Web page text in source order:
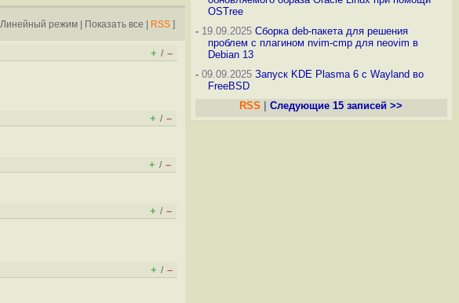
Линейный режим | Показать все | RSS ]
+ / –
+ / –
+ / –
+ / –
+ / –
OSTree
-19.09.2025 Сборка deb-пакета для решения
проблем с плагином nvim-cmp для neovim в
Debian 13
-09.09.2025 Запуск KDE Plasma 6 с Wayland во
FreeBSD
RSS
Следующие 15 записей >>